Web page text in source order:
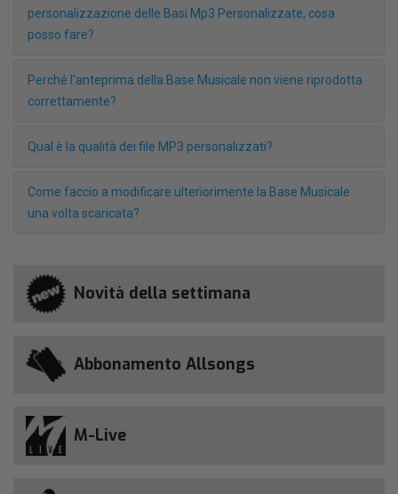
personalizzazione delle Basi Mp3 Personalizzate, cosa
posso fare?
Perché l'anteprima della Base Musicale non viene riprodotta
correttamente?
Qual è la qualità dei file MP3 personalizzati?
Come faccio a modificare ulteriorimente la Base Musicale
una volta scaricata?
Novità della settimana
Abbonamento Allsongs
M-Live